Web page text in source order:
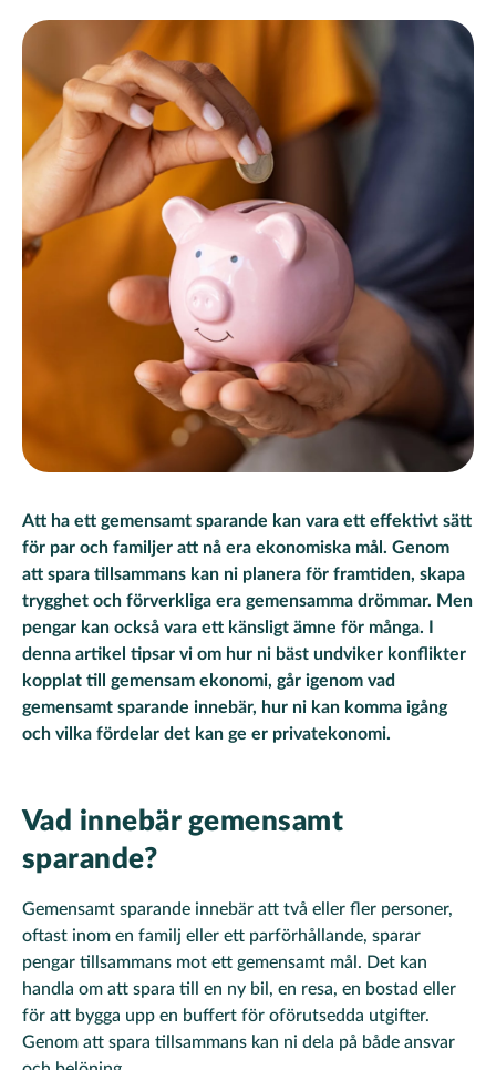
Att ha ett gemensamt sparande kan vara ett effektivt sätt
för par och familjer att nå era ekonomiska mål. Genom
att spara tillsammans kan ni planera för framtiden, skapa
trygghet och förverkliga era gemensamma drömmar. Men
pengar kan också vara ett känsligt ämne för många. I
denna artikel tipsar vi om hur ni bäst undviker konflikter
kopplat till gemensam ekonomi, går igenom vad
gemensamt sparande innebär, hur ni kan komma igång
och vilka fördelar det kan ge er privatekonomi.
Vad innebär gemensamt
sparande?
Gemensamt sparande innebär att två eller fler personer,
oftast inom en familj eller ett parförhållande, sparar
pengar tillsammans mot ett gemensamt mål. Det kan
handla om att spara till en ny bil, en resa, en bostad eller
för att bygga upp en buffert för oförutsedda utgifter.
Genom att spara tillsammans kan ni dela på både ansvar